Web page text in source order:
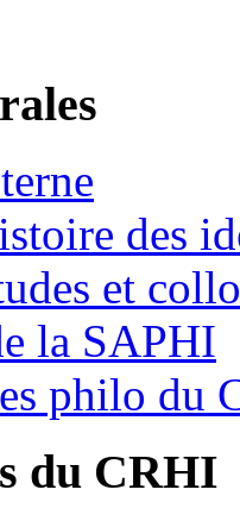
des
et
la SAPHI
philo du
du CRHI